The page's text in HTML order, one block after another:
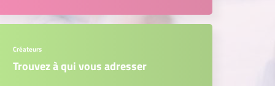
Créateurs
Trouvez à qui vous adresser